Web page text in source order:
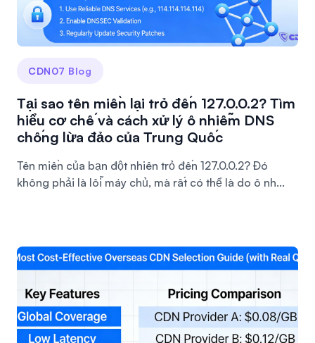
CDN07 Blog
Tại sao tên miền lại trỏ đến 127.0.0.2? Tìm
hiểu cơ chế và cách xử lý ô nhiễm DNS
chống lừa đảo của Trung Quốc
Tên miền của bạn đột nhiên trỏ đến 127.0.0.2? Đó
không phải là lỗi máy chủ, mà rất có thể là do ô nh...